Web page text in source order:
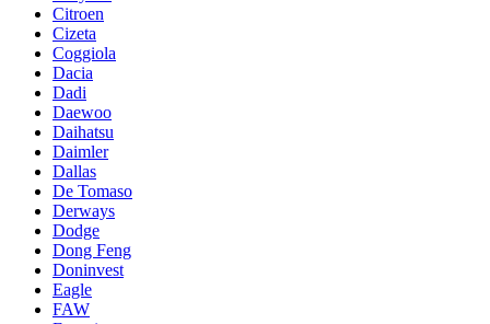
Citroen
Cizeta
Coggiola
Dacia
Dadi
Daewoo
Daihatsu
Daimler
Dallas
De Tomaso
Derways
Dodge
Dong Feng
Doninvest
Eagle
FAW